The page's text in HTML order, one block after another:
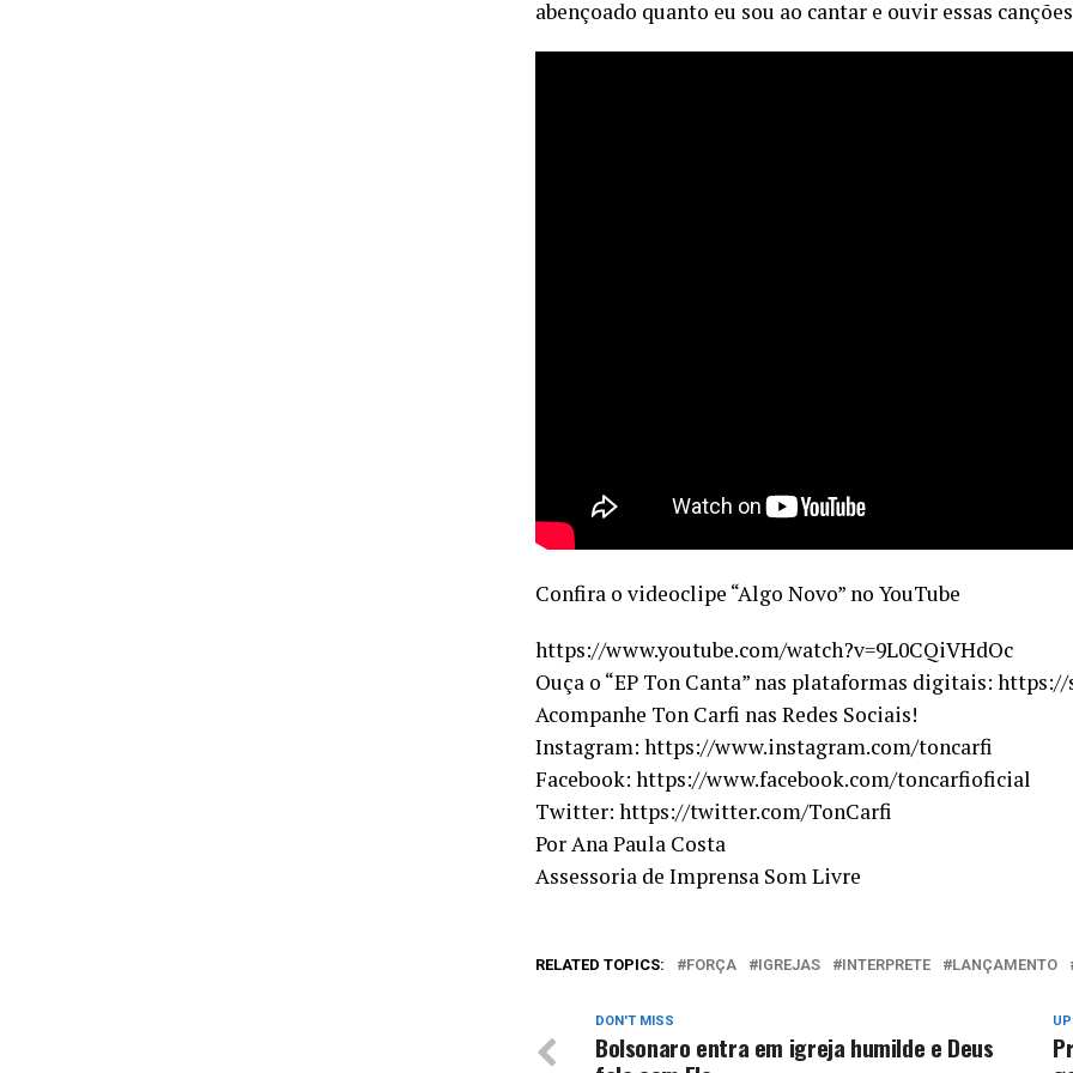
abençoado quanto eu sou ao cantar e ouvir essas
Confira o videoclipe “Algo Novo” no YouTube
https://www.youtube.com/watch?v=9L0CQiVHdOc
Ouça o “EP Ton Canta” nas plataformas digitais:
Acompanhe Ton Carfi nas Redes Sociais!
Instagram: https://www.instagram.com/toncarfi
Facebook: https://www.facebook.com/toncarfioficial
Twitter: https://twitter.com/TonCarfi
Por Ana Paula Costa
Assessoria de Imprensa Som Livre
RELATED TOPICS: FORÇA IGREJAS INTERPRETE LANÇAMENTO
DON'T MISS
Bolsonaro entra em igreja humilde e Deus